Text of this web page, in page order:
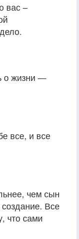
вас –
о жизни —
все, и все
чем сын
Все
что сами